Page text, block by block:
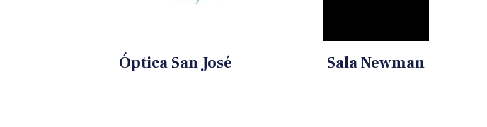
Óptica San José Sala Newman